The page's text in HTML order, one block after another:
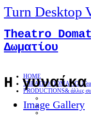
Turn Desktop
Theatro
Δωματίου
HOME
THEATRO DOMATIOU
PRODUCTIONS& άλλες
Η
Image Gallery